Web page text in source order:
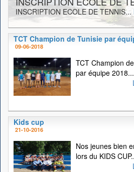
INSCRIPTION ECOLE DE TENNIS...
TCT Champion de Tunisie par
09-06-2018
TCT Champion
par équipe 2018...
Kids cup
21-10-2016
Nos jeunes bien
lors du KIDS